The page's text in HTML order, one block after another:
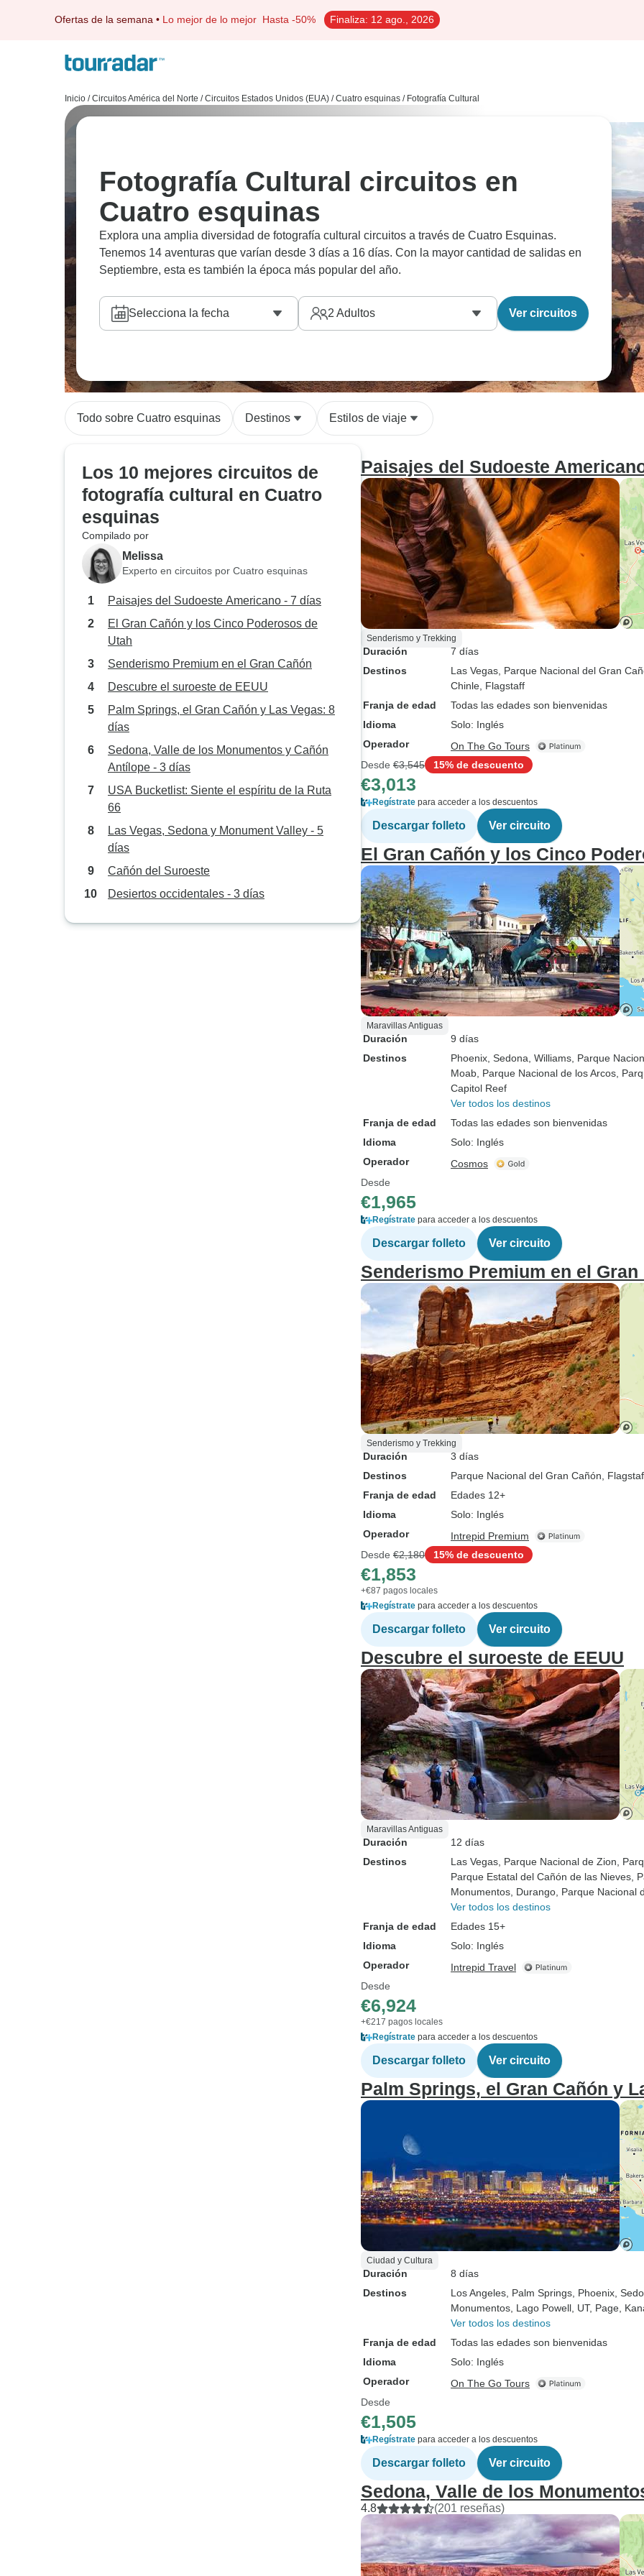
Ofertas de la semana • Lo mejor de lo mejor Hasta -50% Finaliza: 12 ago., 2026
Inicio / Circuitos América del Norte / Circuitos Estados Unidos (EUA) / Cuatro esquinas / Fotografía Cultural
Fotografía Cultural circuitos en
Cuatro esquinas
Explora una amplia diversidad de fotografía cultural circuitos a través de Cuatro Esquinas.
Tenemos 14 aventuras que varían desde 3 días a 16 días. Con la mayor cantidad de salidas en
Septiembre, esta es también la época más popular del año.
Selecciona la fecha 2 Adultos Ver circuitos
Todo sobre Cuatro esquinas Destinos Estilos de viaje
Los 10 mejores circuitos de
fotografía cultural en Cuatro
esquinas
Compilado por
Melissa
Experto en circuitos por Cuatro esquinas
Paisajes del Sudoeste Americano - 7 días
El Gran Cañón y los Cinco Poderosos de
Utah
Senderismo Premium en el Gran Cañón
Descubre el suroeste de EEUU
Palm Springs, el Gran Cañón y Las Vegas: 8
días
Sedona, Valle de los Monumentos y Cañón
Antílope - 3 días
USA Bucketlist: Siente el espíritu de la Ruta
66
Las Vegas, Sedona y Monument Valley - 5
días
Cañón del Suroeste
Desiertos occidentales - 3 días
Paisajes del Sudoeste
Senderismo y Trekking
Duración
7 días
Destinos
Las Vegas , Parque Nacional del Gran
Chinle , Flagstaff
Franja de edad
Todas las edades son bienvenidas
Idioma
Solo: Inglés
Operador
On The Go Tours
Desde €3,545 15% de descuento
€3,013
Regístrate para acceder a los descuentos
Descargar folleto Ver circuito
El Gran Cañón y los Cinco
Maravillas Antiguas
Duración
9 días
Destinos
Phoenix , Sedona , Williams , Parque
Moab , Parque Nacional de los Arcos ,
Capitol Reef
Ver todos los destinos
Franja de edad
Todas las edades son bienvenidas
Idioma
Solo: Inglés
Operador
Cosmos
Desde
€1,965
Regístrate para acceder a los descuentos
Descargar folleto Ver circuito
Senderismo Premium en el Gran
Senderismo y Trekking
Duración
3 días
Destinos
Parque Nacional del Gran Cañón ,
Franja de edad
Edades 12+
Idioma
Solo: Inglés
Operador
Intrepid Premium
Desde €2,180 15% de descuento
€1,853
+€87 pagos locales
Regístrate para acceder a los descuentos
Descargar folleto Ver circuito
Descubre el suroeste de EEUU
Maravillas Antiguas
Duración
12 días
Destinos
Las Vegas , Parque Nacional de Zion ,
Parque Estatal del Cañón de las Nieves ,
Monumentos , Durango , Parque Nacional
Ver todos los destinos
Franja de edad
Edades 15+
Idioma
Solo: Inglés
Operador
Intrepid Travel
Desde
€6,924
+€217 pagos locales
Regístrate para acceder a los descuentos
Descargar folleto Ver circuito
Palm Springs, el Gran Cañón y
Ciudad y Cultura
Duración
8 días
Destinos
Los Angeles , Palm Springs , Phoenix ,
Monumentos , Lago Powell, UT, Page ,
Ver todos los destinos
Franja de edad
Todas las edades son bienvenidas
Idioma
Solo: Inglés
Operador
On The Go Tours
Desde
€1,505
Regístrate para acceder a los descuentos
Descargar folleto Ver circuito
Sedona, Valle de los
4.8 (201 reseñas)